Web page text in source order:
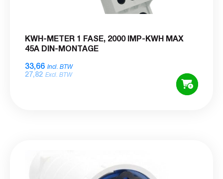
KWH-METER 1 FASE, 2000 IMP-KWH MAX
45A DIN-MONTAGE
33,66 Incl. BTW
27,82 Excl. BTW